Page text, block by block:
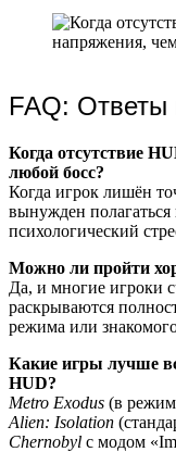
FAQ: Ответы
Когда отсутствие
любой босс?
Когда игрок лишён
вынужден
психологический
Можно ли пройти
Да, и многие игроки
раскрываются
режима или
Какие игры лучше
HUD?
Metro Exodus (в
Alien: Isolation
Chernobyl с модом